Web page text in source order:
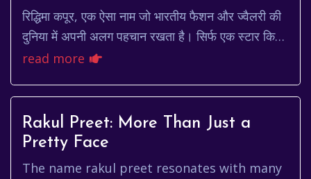
रिद्धिमा कपूर, एक ऐसा नाम जो भारतीय फैशन और ज्वैलरी की
दुनिया में अपनी अलग पहचान रखता है। सिर्फ एक स्टार किड
होने से कहीं बढ़कर, रिद्धिमा ने अपनी मेहन...
read more
Rakul Preet: More Than Just a
Pretty Face
The name rakul preet resonates with many